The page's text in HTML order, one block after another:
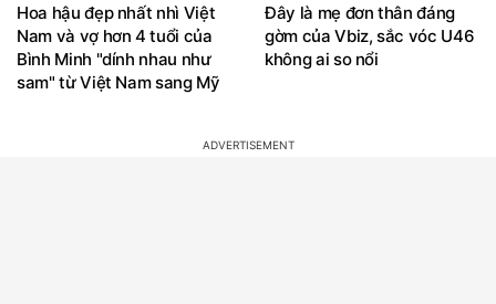
Hoa hậu đẹp nhất nhì Việt
Nam và vợ hơn 4 tuổi của
Bình Minh "dính nhau như
sam" từ Việt Nam sang Mỹ
Đây là mẹ đơn thân đáng
gờm của Vbiz, sắc vóc U46
không ai so nổi